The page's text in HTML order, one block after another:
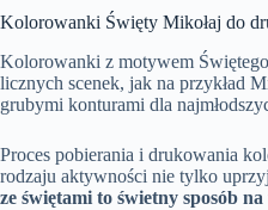
Kolorowanki Święty Mikołaj do
Kolorowanki z motywem
licznych scenek, jak na przykład
grubymi konturami dla
Proces pobierania i drukowania
rodzaju aktywności nie tylko
ze świętami to świetny sposób